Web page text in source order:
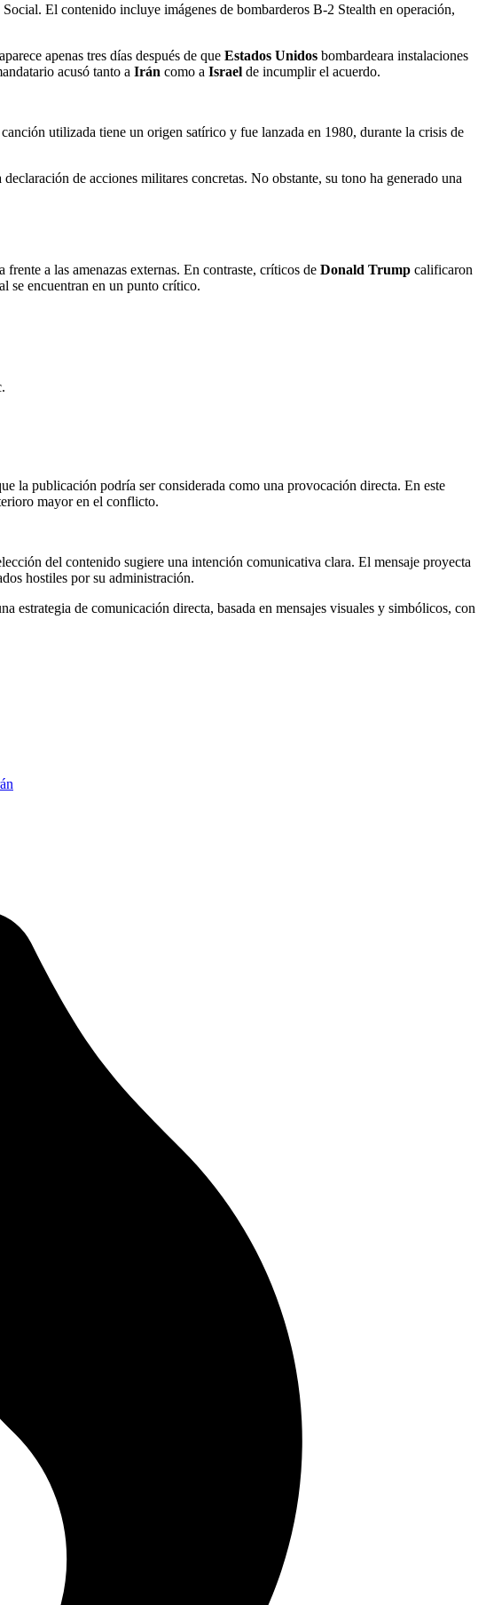
El contenido incluye imágenes de bombarderos B-2 Stealth en operación,
apenas tres días después de que Estados Unidos bombardeara instalaciones
acusó tanto a Irán como a Israel de incumplir el acuerdo.
utilizada tiene un origen satírico y fue lanzada en 1980, durante la crisis de
de acciones militares concretas. No obstante, su tono ha generado una
a las amenazas externas. En contraste, críticos de Donald Trump calificaron
se encuentran en un punto crítico.
la publicación podría ser considerada como una provocación directa. En este
mayor en el conflicto.
del contenido sugiere una intención comunicativa clara. El mensaje proyecta
hostiles por su administración.
estrategia de comunicación directa, basada en mensajes visuales y simbólicos, con